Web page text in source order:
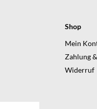
Shop
Mein
Zahlung
Widerruf